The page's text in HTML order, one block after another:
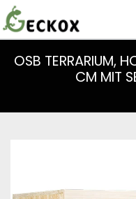
OSB TERRARIUM,
CM MIT